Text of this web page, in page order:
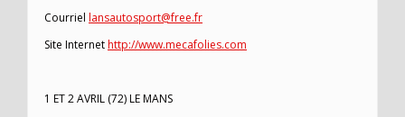
Courriel lansautosport@free.fr
Site Internethttp://www.mecafolies.com
1 ET 2 AVRIL (72) LE MANS